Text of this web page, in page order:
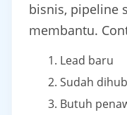
bisnis, pipeline
membantu.
Lead baru
Sudah
Butuh